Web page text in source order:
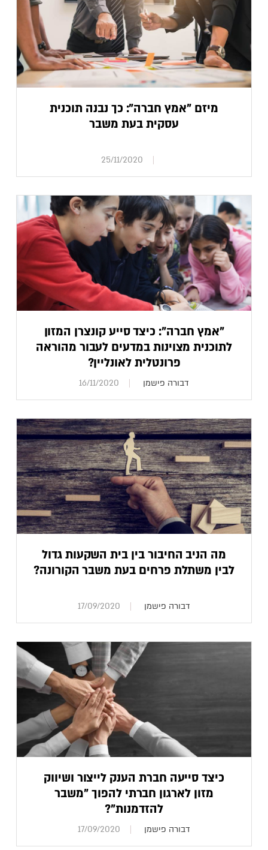
מיזם "אמץ חברה": כך נבנה תוכנית
עסקית בעת משבר
25/11/2020
"אמץ חברה": כיצד סייע קונצרן המזון
לתוכנית מצוינות במדעים לעבור מהוראה
פרונטלית לאונליין?
דבורה פישמן 16/11/2020
מה הניב החיבור בין בית השקעות גדול
לבין משתלת פרחים בעת משבר הקורונה?
דבורה פישמן 17/09/2020
כיצד סייעה חברת הענק לייצור ושיווק
מזון לארגון חברתי להפוך "משבר
להזדמנות"?
דבורה פישמן 17/09/2020